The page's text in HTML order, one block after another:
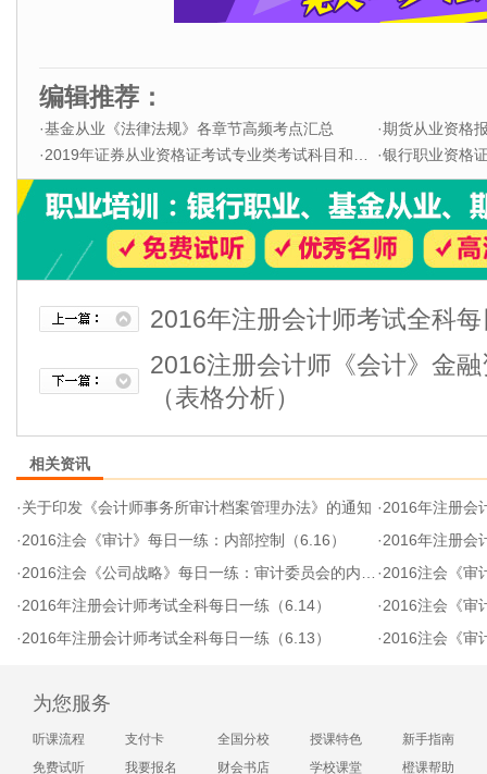
编辑推荐：
·基金从业《法律法规》各章节高频考点汇总 ·期货从业资格
·2019年证券从业资格证考试专业类考试科目和题型 ·银行职业资格证
2016年注册会计师考试全科
2016注册会计师《会计》金
（表格分析）
相关资讯
·关于印发《会计师事务所审计档案管理办法》的通知 ·2016年注册会
·2016注会《审计》每日一练：内部控制（6.16） ·2016年注册会
·2016注会《公司战略》每日一练：审计委员会的内容（6.15） ·2016注会《审
·2016年注册会计师考试全科每日一练（6.14） ·2016注会《审
·2016年注册会计师考试全科每日一练（6.13） ·2016注会《审
为您服务
听课流程 支付卡 全国分校 授课特色
新手指南
免费试听
我要报名 财会书店 学校课堂 橙课帮助